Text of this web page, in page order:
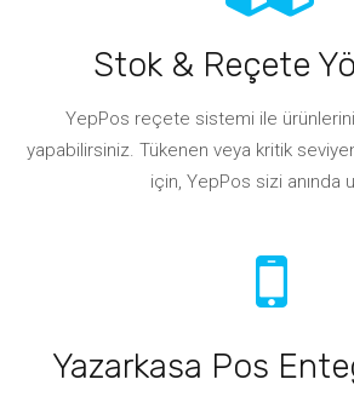
Stok & Reçete
YepPos reçete sistemi ile
yapabilirsiniz. Tükenen veya kritik
için, YepPos sizi anında
Yazarkasa Pos